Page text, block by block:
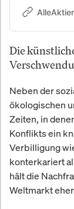
genau an
der durch
erheblich an
als Investor
Frage
Zukunft hat,
der
sein wird.
Die
Neben der
ökologischen
Zeiten, in
Konflikts ein
Verbilligung
konterkariert
hält die
Weltmarkt